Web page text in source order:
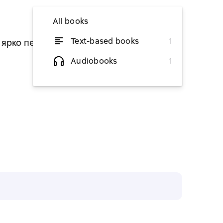
All books
Text-based books
1
Audiobooks
1
ярко переживает эмоции from $5.39